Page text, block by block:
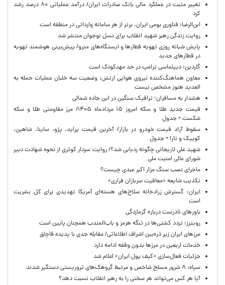
تغییر مثبت در عملکرد مالی بانک صادرات ایران/ درآمد عملیاتی ۸۰ درصد رشد
کرد
ابن‌الرضا: فناوری بومی ایران، برتر از هر سامانه وارداتی در منطقه است
روایت زندگی رهبر شهید انقلاب برای نسل نوجوان منتشر شد
پایش شبانه روزی تهویه قطارها و ایستگاه‌های مترو/ پیش‌بینی هوشمند تهویه
در قطارهای جدید
گاردین: دیپلماسی ترامپ در حد مهدکودک است
معاون هماهنگ‌کننده نیروی هوایی ارتش: وضعیت سه خلبان عملیات حمله به
العدید هنوز مشخص نیست
هشدار به مسافران؛ ترافیک سنگین در این جاده شمالی
قیمت جدید طلا و سکه امروز ۱۵ مردادماه ۱۴۰۵/ مرز مقاومتی طلا و سکه
شکست + جدول
سقوط آزاد قیمت خودرو در بازار/ آخرین قیمت پراید، پژو، ساینا، شاهین،
کوییک و تارا + جدول
شهید علی لاریجانی چگونه ردیابی شد؟/ روایت سردار کوثری از نحوه شهادت دبیر
شورای عالی امنیت ملی
ماجرای نصب سنگ مزار اکبر عبدی چیست؟
تکذیب شایعه «معافیت سربازان فراری»
ایران: گسترش زرادخانه سلاح‌های هسته‌ای آمریکا تهدیدی برای کل بشریت
است
باورهای نادرست درباره گرمازدگی
رویترز: تردد کشتی‌ها در تنگه هرمز و باب‌المندب همچنان پایین است
مرزهای ایران زیر ذره‌بین اشراف اطلاعاتی/ مقابله جدی با پدیده قاچاق
خدمات اربعین در مرزها بدون وقفه ادامه دارد
جزئیات فعال‌سازی «کیف پول ایران» اعلام شد
سپاه: ۸ شرور مسلح شاخص و مرتبط گروهک‌های تروریستی دستگیر شدند
آیا هر کس می‌تواند هر سخنی را به رهبر انقلاب نسبت دهد؟